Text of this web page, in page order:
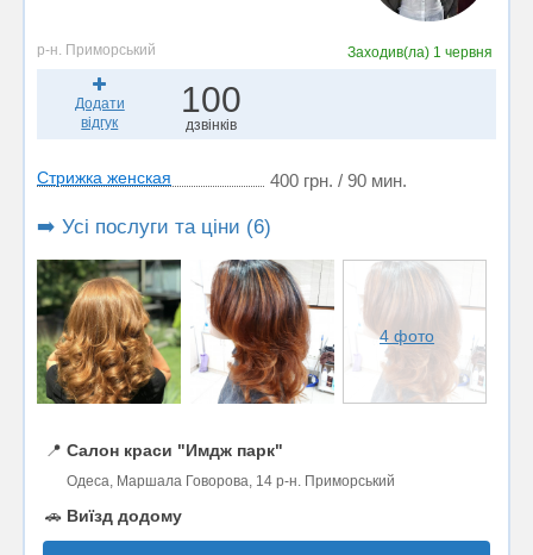
р-н. Приморський Заходив(ла) 1 червня
Додати
відгук
100
дзвінків
Стрижка женская 400 грн. / 90 мин.
➡️ Усі послуги та ціни (6)
4 фото
📍 Салон краси "Имдж парк"
Одеса, Маршала Говорова, 14 р-н. Приморський
🚗 Виїзд додому